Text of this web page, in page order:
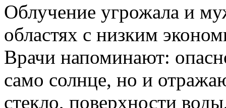
Облучение угрожала и
областях с низким
Врачи напоминают:
само солнце, но и
стекло, поверхности